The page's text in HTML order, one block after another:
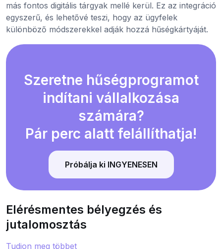
más fontos digitális tárgyak mellé kerül. Ez az integráció
egyszerű, és lehetővé teszi, hogy az ügyfelek
különböző módszerekkel adják hozzá hűségkártyáját.
Szeretne hűségprogramot
indítani vállalkozása
számára?
Pár perc alatt felállíthatja!
Próbálja ki INGYENESEN
Elérésmentes bélyegzés és
jutalomosztás
Tudjon meg többet